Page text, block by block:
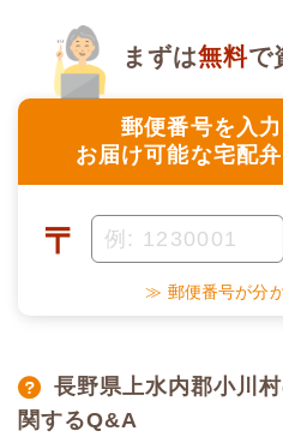
郵便番号を入
お届け可能な宅配
まずは無料で
〒
≫ 郵便番号が分
長野県上水内郡小川
関するQ&A